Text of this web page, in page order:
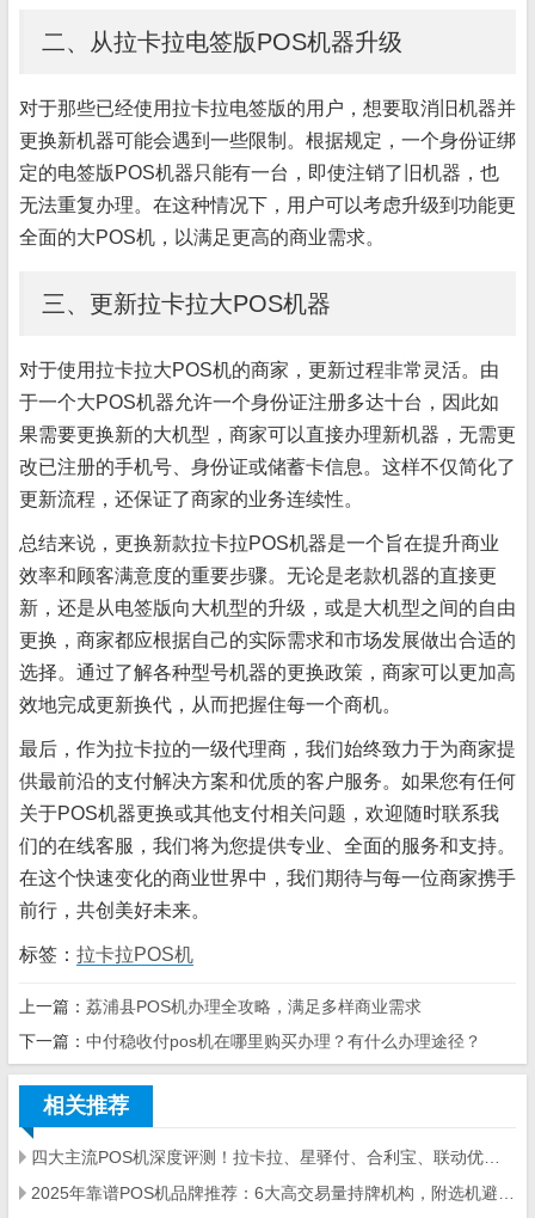
二、从拉卡拉电签版POS机器升级
对于那些已经使用拉卡拉电签版的用户，想要取消旧机器并
更换新机器可能会遇到一些限制。根据规定，一个身份证绑
定的电签版POS机器只能有一台，即使注销了旧机器，也
无法重复办理。在这种情况下，用户可以考虑升级到功能更
全面的大POS机，以满足更高的商业需求。
三、更新拉卡拉大POS机器
对于使用拉卡拉大POS机的商家，更新过程非常灵活。由
于一个大POS机器允许一个身份证注册多达十台，因此如
果需要更换新的大机型，商家可以直接办理新机器，无需更
改已注册的手机号、身份证或储蓄卡信息。这样不仅简化了
更新流程，还保证了商家的业务连续性。
总结来说，更换新款拉卡拉POS机器是一个旨在提升商业
效率和顾客满意度的重要步骤。无论是老款机器的直接更
新，还是从电签版向大机型的升级，或是大机型之间的自由
更换，商家都应根据自己的实际需求和市场发展做出合适的
选择。通过了解各种型号机器的更换政策，商家可以更加高
效地完成更新换代，从而把握住每一个商机。
最后，作为拉卡拉的一级代理商，我们始终致力于为商家提
供最前沿的支付解决方案和优质的客户服务。如果您有任何
关于POS机器更换或其他支付相关问题，欢迎随时联系我
们的在线客服，我们将为您提供专业、全面的服务和支持。
在这个快速变化的商业世界中，我们期待与每一位商家携手
前行，共创美好未来。
标签： 拉卡拉POS机
上一篇： 荔浦县POS机办理全攻略，满足多样商业需求
下一篇： 中付稳收付pos机在哪里购买办理？有什么办理途径？
相关推荐